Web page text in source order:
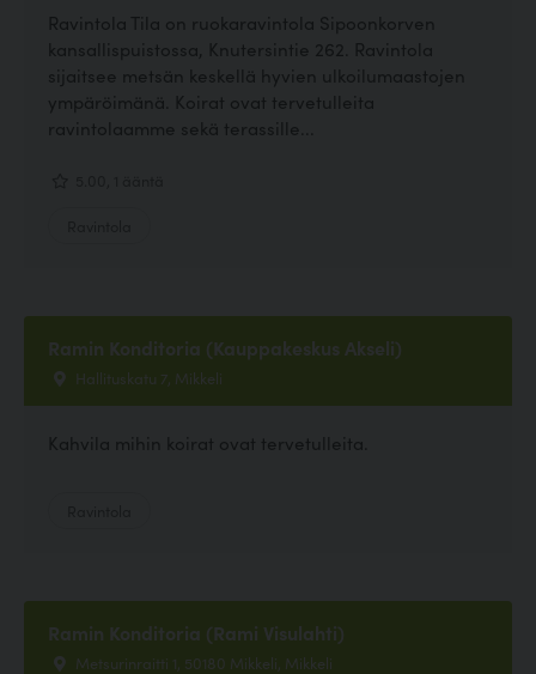
Ravintola Tila on ruokaravintola Sipoonkorven
kansallispuistossa, Knutersintie 262. Ravintola
sijaitsee metsän keskellä hyvien ulkoilumaastojen
ympäröimänä. Koirat ovat tervetulleita
ravintolaamme sekä terassille...
Ramin Konditoria (Kauppakeskus Akseli)
Hallituskatu 7, Mikkeli
Kahvila mihin koirat ovat tervetulleita.
Ramin Konditoria (Rami Visulahti)
Metsurinraitti 1, 50180 Mikkeli, Mikkeli